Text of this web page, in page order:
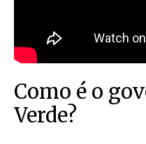
Como é o
Verde?